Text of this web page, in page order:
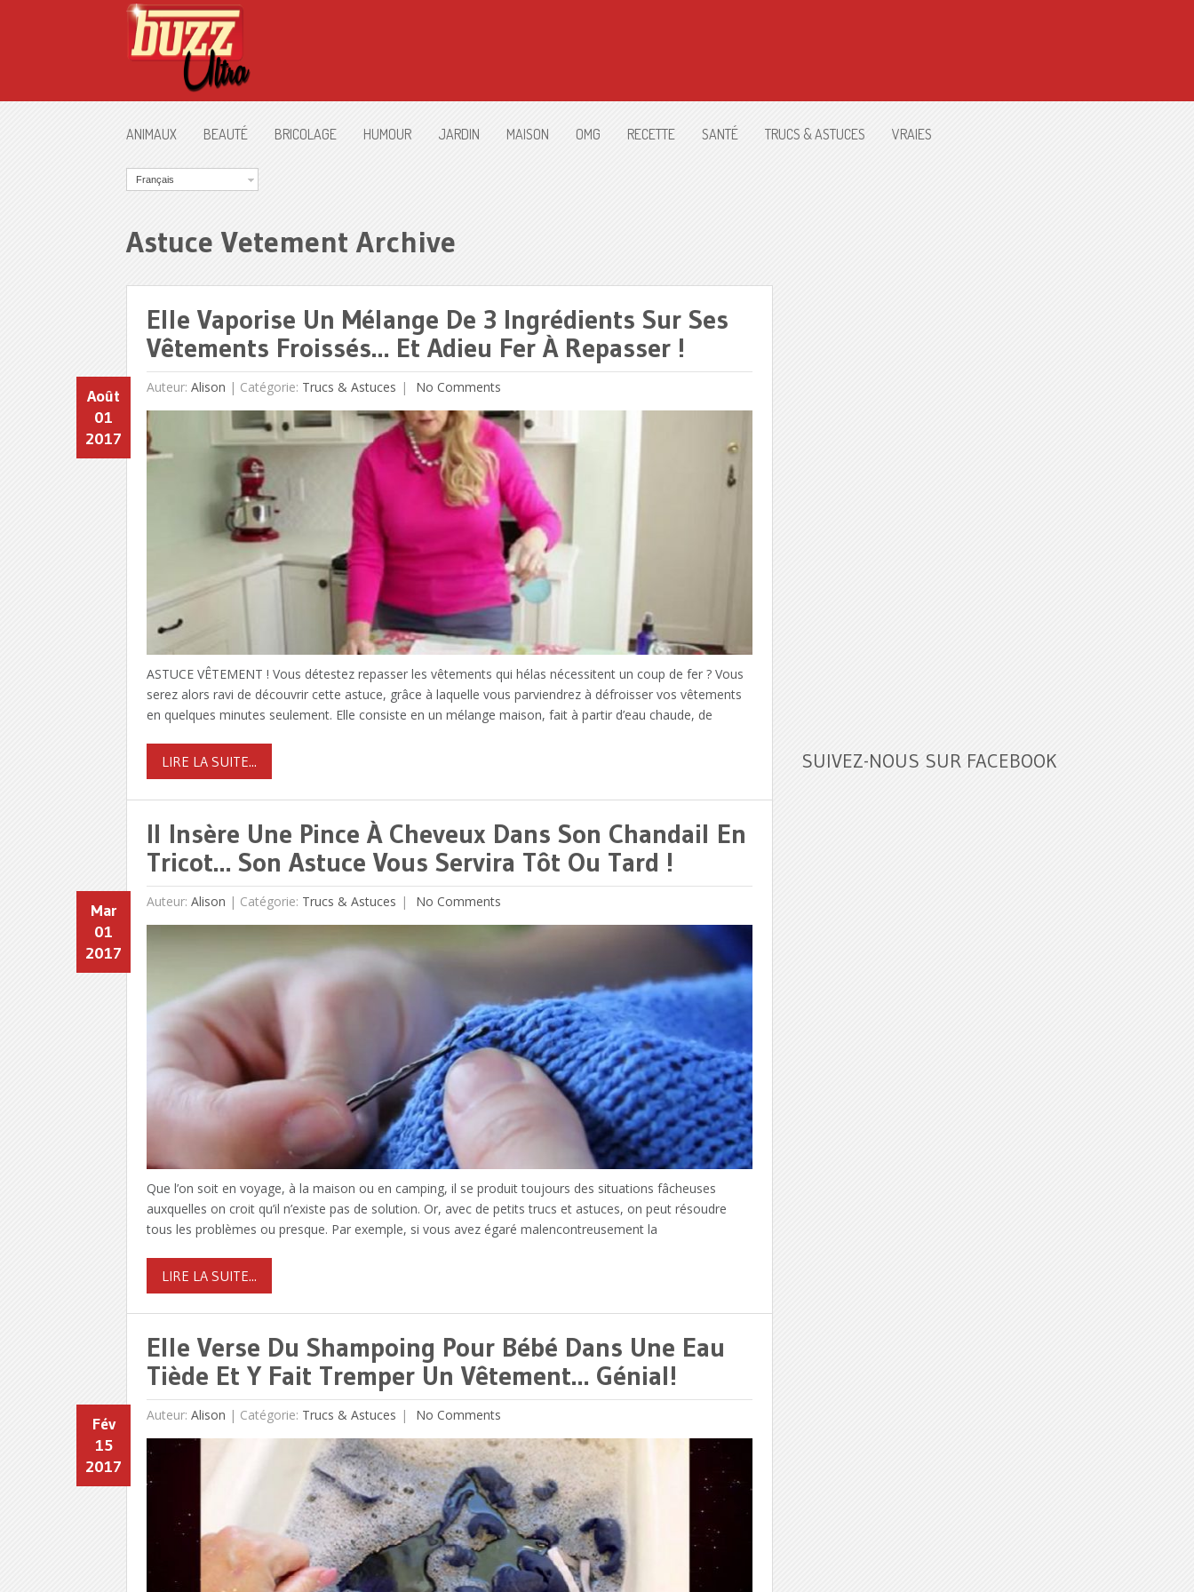
ANIMAUX BEAUTÉ BRICOLAGE HUMOUR JARDIN MAISON OMG RECETTE SANTÉ TRUCS & ASTUCES VRAIES
Français
Astuce Vetement Archive
Elle Vaporise Un Mélange De 3 Ingrédients Sur Ses
Vêtements Froissés… Et Adieu Fer À Repasser !
Auteur: Alison |
Août
01
2017
Catégorie: Trucs & Astuces No Comments
ASTUCE VÊTEMENT ! Vous détestez repasser les vêtements qui hélas nécessitent un coup de fer ? Vous
serez alors ravi de découvrir cette astuce, grâce à laquelle vous parviendrez à défroisser vos vêtements
en quelques minutes seulement. Elle consiste en un mélange maison, fait à partir d’eau chaude, de
LIRE LA SUITE...
Il Insère Une Pince À Cheveux Dans Son Chandail En
Tricot… Son Astuce Vous Servira Tôt Ou Tard !
Auteur: Alison |
Mar
01
2017
Catégorie: Trucs & Astuces No Comments
Que l’on soit en voyage, à la maison ou en camping, il se produit toujours des situations fâcheuses
auxquelles on croit qu’il n’existe pas de solution. Or, avec de petits trucs et astuces, on peut résoudre
tous les problèmes ou presque. Par exemple, si vous avez égaré malencontreusement la
LIRE LA SUITE...
Elle Verse Du Shampoing Pour Bébé Dans Une Eau
Tiède Et Y Fait Tremper Un Vêtement… Génial!
Auteur: Alison |
Fév
15
2017
Catégorie: Trucs & Astuces No Comments
SUIVEZ-NOUS SUR FACEBOOK